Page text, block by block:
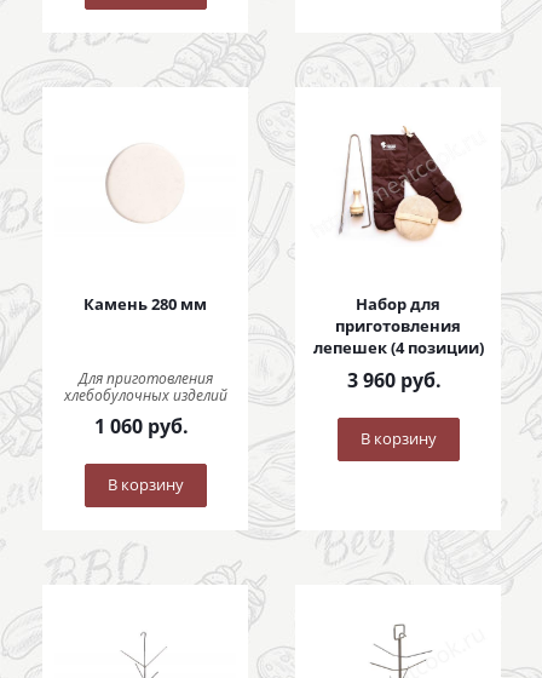
Камень 280 мм
Для приготовления
хлебобулочных изделий
1 060руб.
В корзину
Набор для
приготовления
лепешек (4 позиции)
3 960руб.
В корзину